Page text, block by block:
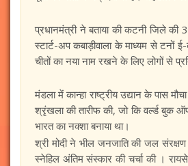
प्रधानमंत्री ने बताया की कटनी जिले की
स्टार्ट-अप कबाड़ीवाला के माध्यम से टनों
चीतों का नया नाम रखने के लिए लोगों से
मंडला में कान्हा राष्ट्रीय उद्यान के पास
श्रृंखला की तारीफ की, जो कि वर्ल्ड बुक
भारत का नक्शा बनाया था।
श्री मोदी ने भील जनजाति की जल
स्नेहिल अंतिम संस्कार की चर्चा की ।